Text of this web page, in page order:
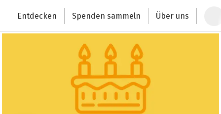
Deutschlands größte Spendenplattform
Entdecken Spenden sammeln Über uns